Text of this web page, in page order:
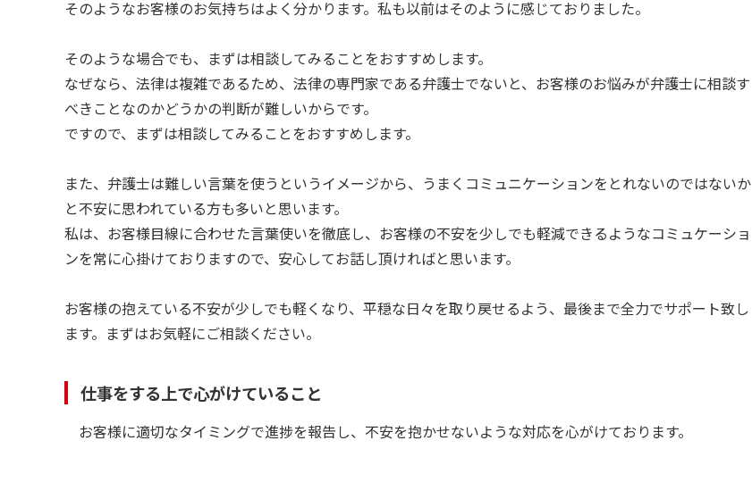
そのようなお客様のお気持ちはよく分かります。私も以前はそのように感じておりました。
そのような場合でも、まずは相談してみることをおすすめします。
なぜなら、法律は複雑であるため、法律の専門家である弁護士でないと、お客様のお悩みが弁護士に相談す
べきことなのかどうかの判断が難しいからです。
ですので、まずは相談してみることをおすすめします。
また、弁護士は難しい言葉を使うというイメージから、うまくコミュニケーションをとれないのではないか
と不安に思われている方も多いと思います。
私は、お客様目線に合わせた言葉使いを徹底し、お客様の不安を少しでも軽減できるようなコミュケーショ
ンを常に心掛けておりますので、安心してお話し頂ければと思います。
お客様の抱えている不安が少しでも軽くなり、平穏な日々を取り戻せるよう、最後まで全力でサポート致し
ます。まずはお気軽にご相談ください。
仕事をする上で心がけていること
お客様に適切なタイミングで進捗を報告し、不安を抱かせないような対応を心がけております。